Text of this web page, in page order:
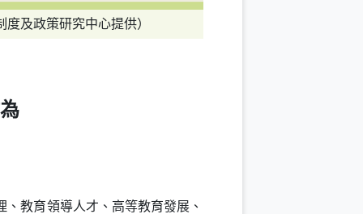
及政策研究中心提供）
教育領導人才、高等教育發展、